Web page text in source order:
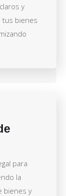
y
tus bienes
para
la
bienes y